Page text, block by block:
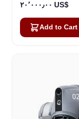
٢٠٬٠٠٠٫٠٠ US$
Add to Cart